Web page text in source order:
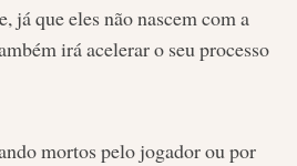
já que eles não nascem com a
irá acelerar o seu processo
mortos pelo jogador ou por